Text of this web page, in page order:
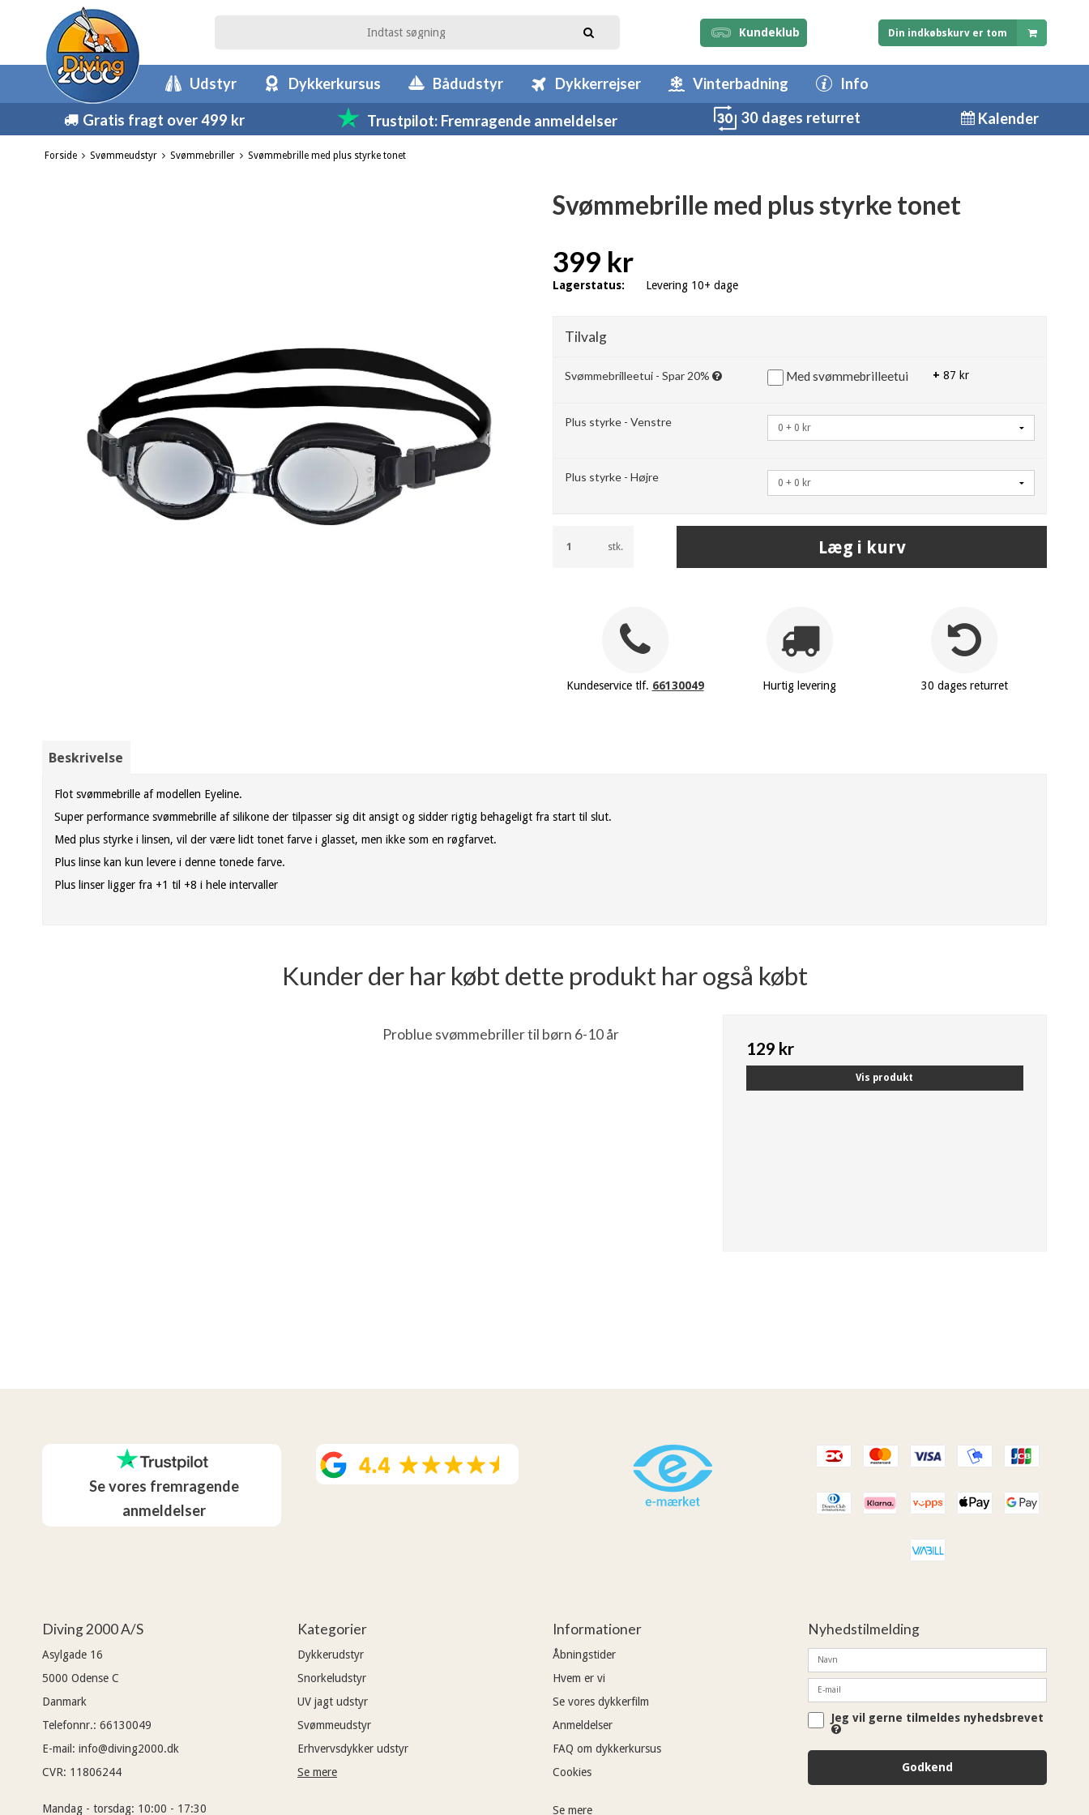
Kundeklub Din indkøbskurv er tom
Udstyr Dykkerkursus Bådudstyr Dykkerrejser Vinterbadning Info
Gratis fragt over 499 kr Trustpilot: Fremragende anmeldelser 30 dages returret Kalender
Forside Svømmeudstyr Svømmebriller Svømmebrille med plus styrke tonet
Svømmebrille med plus styrke tonet
399 kr
Lagerstatus: Levering 10+ dage
Tilvalg
Svømmebrilleetui - Spar 20% Med svømmebrilleetui + 87 kr
Plus styrke - Venstre
Plus styrke - Højre
stk. Læg i kurv
Kundeservice tlf. 66130049 Hurtig levering 30 dages returret
Beskrivelse
Flot svømmebrille af modellen Eyeline.
Super performance svømmebrille af silikone der tilpasser sig dit ansigt og sidder rigtig behageligt fra start til slut.
Med plus styrke i linsen, vil der være lidt tonet farve i glasset, men ikke som en røgfarvet.
Plus linse kan kun levere i denne tonede farve.
Plus linser ligger fra +1 til +8 i hele intervaller
Kunder der har købt dette produkt har også købt
Problue svømmebriller til børn 6-10 år
129 kr
Vis produkt
Se vores fremragende
anmeldelser
Diving 2000 A/S
Asylgade 16
5000 Odense C
Danmark
Telefonnr.: 66130049
E-mail : info@diving2000.dk
CVR: 11806244
Mandag - torsdag: 10:00 - 17:30
Kategorier
Dykkerudstyr
Snorkeludstyr
UV jagt udstyr
Svømmeudstyr
Erhvervsdykker udstyr
Se mere
Informationer
Åbningstider
Hvem er vi
Se vores dykkerfilm
Anmeldelser
FAQ om dykkerkursus
Cookies
Se mere
Nyhedstilmelding
Jeg vil gerne tilmeldes nyhedsbrevet
Godkend